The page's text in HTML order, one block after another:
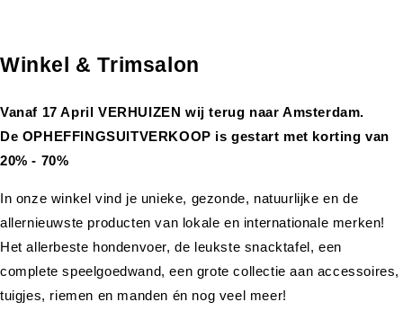
Winkel & Trimsalon
Vanaf 17 April VERHUIZEN wij terug naar Amsterdam.
De OPHEFFINGSUITVERKOOP is gestart met korting van
20% - 70%
In onze winkel vind je unieke, gezonde, natuurlijke en de
allernieuwste producten van lokale en internationale merken!
Het allerbeste hondenvoer, de leukste snacktafel, een
complete speelgoedwand, een grote collectie aan accessoires,
tuigjes, riemen en manden én nog veel meer!